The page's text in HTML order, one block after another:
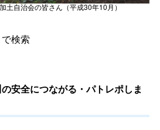
土自治会の皆さん（平成30年10月）
検索
安全につながる・パトレポしま